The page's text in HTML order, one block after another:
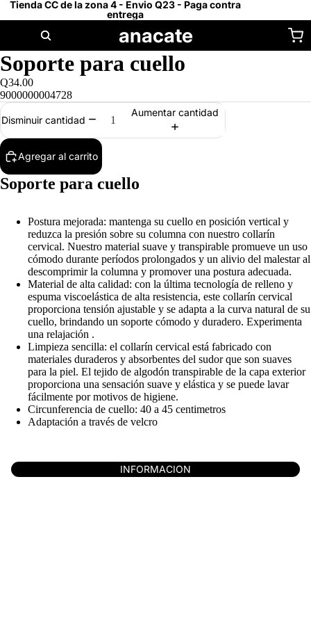
Tienda CC de la zona 4 - Envio Q23 - Paga contra
entrega
anacate
Soporte para cuello
Q34.00
9000000004728
Disminuir cantidad
Aumentar cantidad
Agregar al carrito
Soporte para cuello
Postura mejorada: mantenga su cuello en posición vertical y
reduzca la presión sobre su columna con nuestro collarín
cervical. Nuestro material suave y transpirable promueve un uso
cómodo durante períodos prolongados y un alivio del malestar al
descomprimir la columna y promover una postura adecuada.
Material de alta calidad: con la última tecnología de relleno y
espuma viscoelástica de alta resistencia, este collarín cervical
proporciona tensión ajustable y se adapta a la curva natural de su
cuello, brindando un soporte cómodo y duradero. Experimenta
una relajación .
Limpieza sencilla: el collarín cervical está fabricado con
materiales duraderos y absorbentes del sudor que son suaves
para la piel. El tejido de algodón transpirable de la capa exterior
proporciona una sensación suave y elástica y se puede lavar
fácilmente por motivos de higiene.
Circunferencia de cuello: 40 a 45 centimetros
Adaptación a través de velcro
INFORMACION